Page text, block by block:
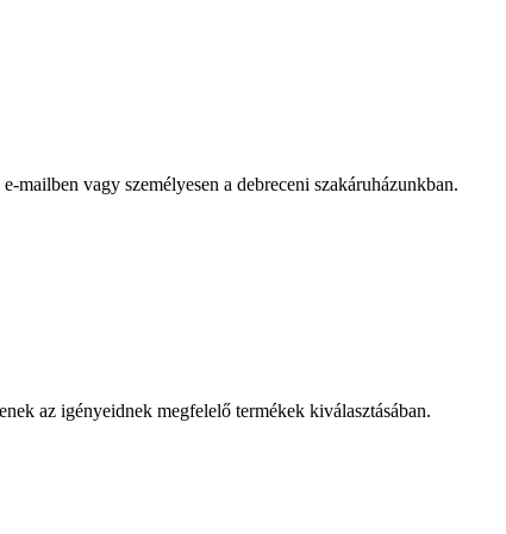
vagy személyesen a debreceni szakáruházunkban.
az igényeidnek megfelelő termékek kiválasztásában.